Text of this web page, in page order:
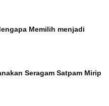
Memilih menjadi
Seragam Satpam Mirip